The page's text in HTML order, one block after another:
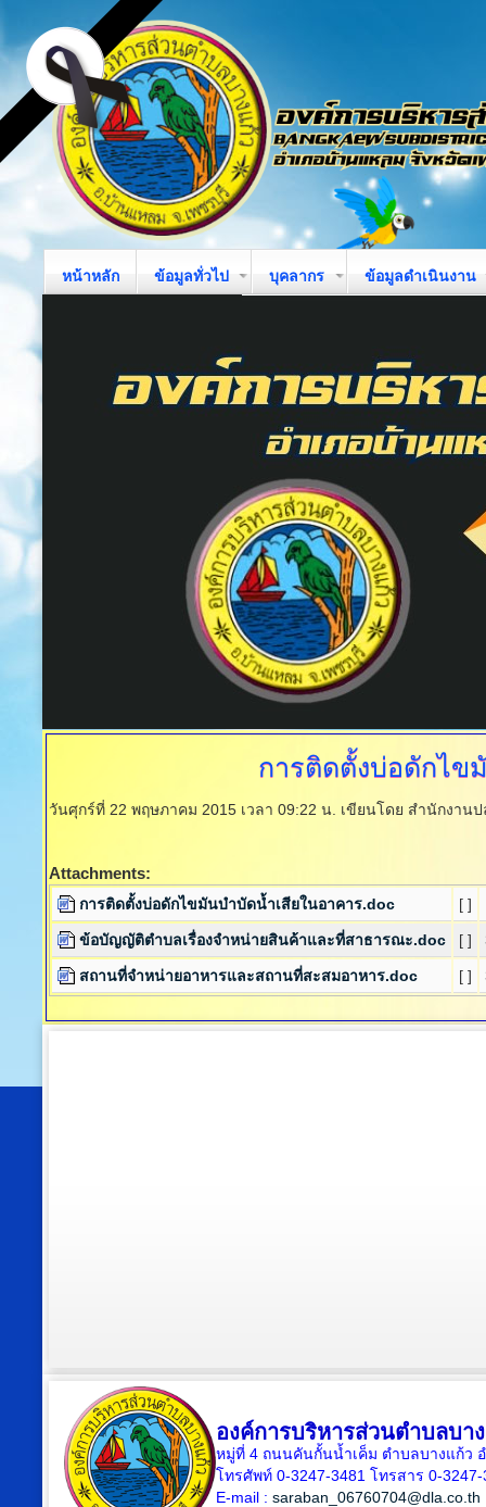
หน้าหลัก ข้อมูลทั่วไป บุคลากร ข้อมูลดำเนินงาน
การติดตั้งบ่อดักไข
วันศุกร์ที่ 22 พฤษภาคม 2015 เวลา 09:22 น. เขียนโดย สำนักงาน
Attachments:
การติดตั้งบ่อดักไขมันบำบัดน้ำเสียในอาคาร.doc [ ]
ข้อบัญญัติตำบลเรื่องจำหน่ายสินค้าและที่สาธารณะ.doc [ ]
สถานที่จำหน่ายอาหารและสถานที่สะสมอาหาร.doc [ ]
องค์การบริหารส่วนตำบลบา
หมู่ที่ 4 ถนนคันกั้นน้ำเค็ม ตำบลบางแก้ว
โทรศัพท์ 0-3247-3481 โทรสาร 0-3247-
E-mail : saraban_06760704@dla.co.th